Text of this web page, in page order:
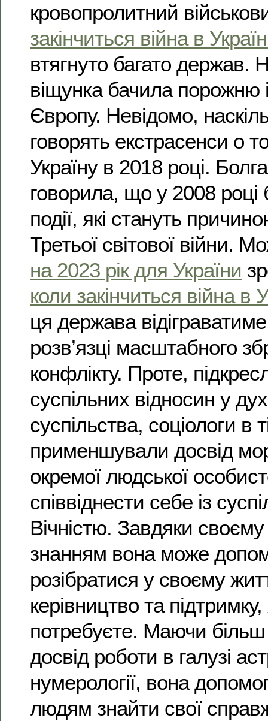
кровопролитний
закінчиться війна в
втягнуто багато
віщунка бачила порожню
Європу. Невідомо,
говорять екстрасенси о
Україну в 2018 році.
говорила, що у 2008 році
події, які стануть
Третьої світової війни.
на 2023 рік для України
коли закінчиться війна в
ця держава
розв’язці масштабного
конфлікту. Проте,
суспільних відносин у
суспільства, соціологи в
применшували досвід
окремої людської
співвіднести себе із
Вічністю. Завдяки своєму
знанням вона може
розібратися у своєму
керівництво та
потребуєте. Маючи більш
досвід роботи в галузі
нумерології, вона
людям знайти свої